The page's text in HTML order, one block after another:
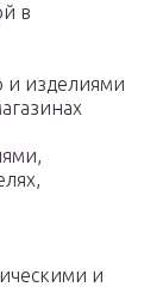
в
и изделиями
и